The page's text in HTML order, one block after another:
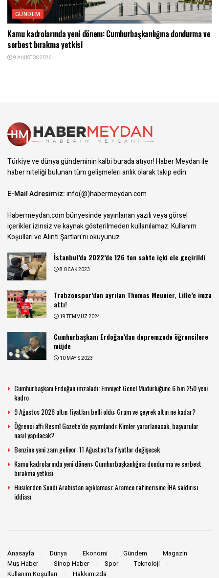
GÜNDEM
Kamu kadrolarında yeni dönem: Cumhurbaşkanlığına dondurma ve
serbest bırakma yetkisi
9 AĞUSTOS 2026
Türkiye ve dünya gündeminin kalbi burada atıyor! Haber Meydan ile
haber niteliği bulunan tüm gelişmeleri anlık olarak takip edin.
E-Mail Adresimiz:info(@)habermeydan.com
Habermeydan.com bünyesinde yayınlanan yazılı veya görsel
içerikler izinsiz ve kaynak gösterilmeden kullanılamaz.Kullanım
Koşulları ve Alıntı Şartları'nı okuyunuz.
İstanbul’da 2022’de 126 ton sahte içki ele geçirildi
8 OCAK 2023
Trabzonspor’dan ayrılan Thomas Meunier, Lille’e imza
attı!
19 TEMMUZ 2024
Cumhurbaşkanı Erdoğan’dan depremzede öğrencilere
müjde
10 MAYIS 2023
Cumhurbaşkanı Erdoğan imzaladı: Emniyet Genel Müdürlüğüne 6 bin 250 yeni
kadro
9 Ağustos 2026 altın fiyatları belli oldu: Gram ve çeyrek altın ne kadar?
Öğrenci affı Resmî Gazete’de yayımlandı: Kimler yararlanacak, başvurular
nasıl yapılacak?
Benzine yeni zam geliyor: 11 Ağustos’ta fiyatlar değişecek
Kamu kadrolarında yeni dönem: Cumhurbaşkanlığına dondurma ve serbest
bırakma yetkisi
Husilerden Suudi Arabistan açıklaması: Aramco rafinerisine İHA saldırısı
iddiası
Anasayfa Dünya Ekonomi Gündem
Magazin
Muş Haber
Sinop Haber Spor
Teknoloji
Kullanım Koşulları
Hakkımızda